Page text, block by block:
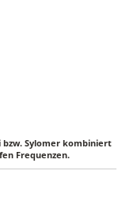
bzw. Sylomer kombiniert
Frequenzen.